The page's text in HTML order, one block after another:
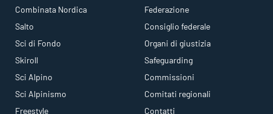
Combinata Nordica
Salto
Sci di Fondo
Skiroll
Sci Alpino
Sci Alpinismo
Freestyle
Federazione
Consiglio federale
Organi di giustizia
Safeguarding
Commissioni
Comitati regionali
Contatti